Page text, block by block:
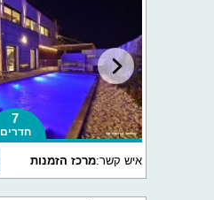
7
חדרים
איש קשר:מרכז הזמנות